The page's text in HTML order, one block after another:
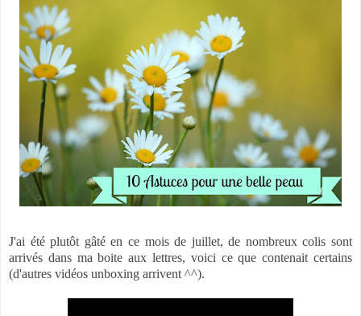
J'ai été plutôt gâté en ce mois de juillet, de nombreux colis sont
arrivés dans ma boite aux lettres, voici ce que contenait certains
(d'autres vidéos unboxing arrivent ^^).